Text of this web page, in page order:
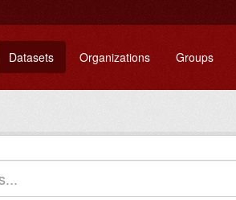
Datasets Organizations Groups